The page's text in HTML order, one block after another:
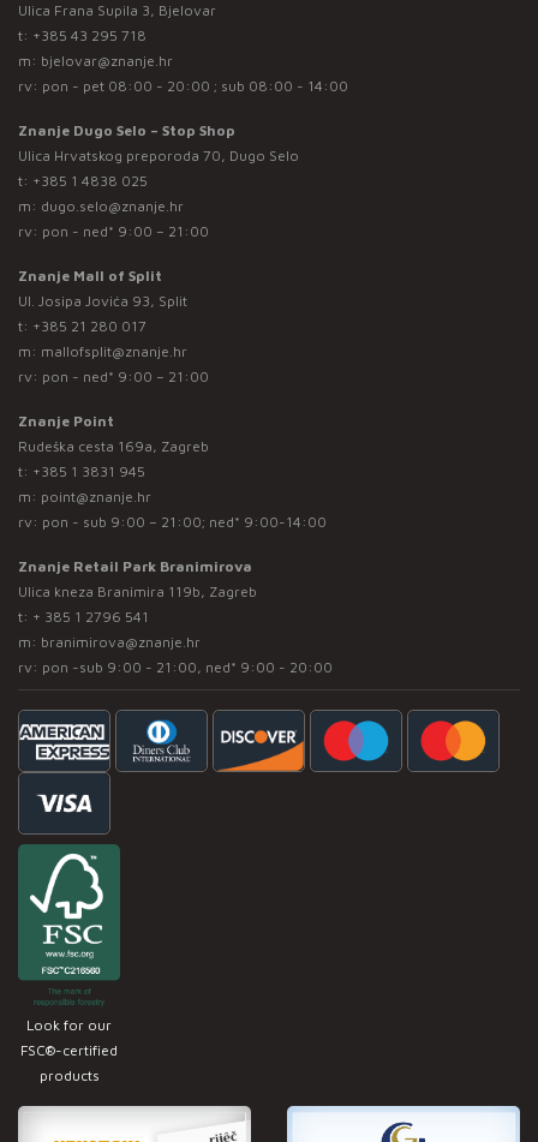
Ulica Frana Supila 3, Bjelovar
t: +385 43 295 718
m: bjelovar@znanje.hr
rv: pon - pet 08:00 - 20:00 ; sub 08:00 - 14:00
Znanje Dugo Selo – Stop Shop
Ulica Hrvatskog preporoda 70, Dugo Selo
t: +385 1 4838 025
m: dugo.selo@znanje.hr
rv: pon - ned* 9:00 – 21:00
Znanje Mall of Split
Ul. Josipa Jovića 93, Split
t: +385 21 280 017
m: mallofsplit@znanje.hr
rv: pon - ned* 9:00 – 21:00
Znanje Point
Rudeška cesta 169a, Zagreb
t: +385 1 3831 945
m: point@znanje.hr
rv: pon - sub 9:00 – 21:00; ned* 9:00-14:00
Znanje Retail Park Branimirova
Ulica kneza Branimira 119b, Zagreb
t: + 385 1 2796 541
m: branimirova@znanje.hr
rv: pon -sub 9:00 - 21:00, ned* 9:00 - 20:00
Look for our
FSC®-certified
products